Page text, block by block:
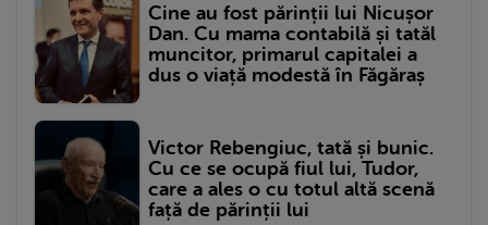
Cine au fost părinții lui Nicușor
Dan. Cu mama contabilă și tatăl
muncitor, primarul capitalei a
dus o viață modestă în Făgăraș
Victor Rebengiuc, tată și bunic.
Cu ce se ocupă fiul lui, Tudor,
care a ales o cu totul altă scenă
față de părinții lui